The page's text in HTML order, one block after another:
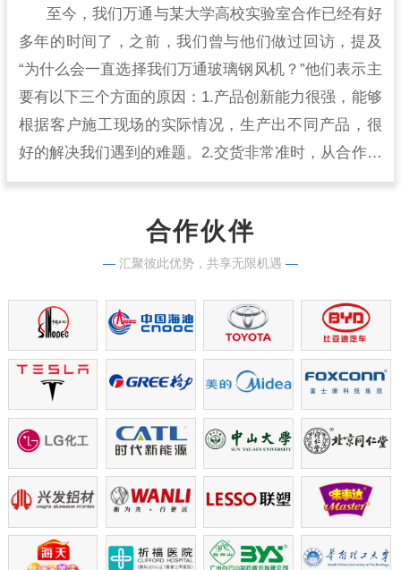
至今，我们万通与某大学高校实验室合作已经有好
多年的时间了，之前，我们曾与他们做过回访，提及
“为什么会一直选择我们万通玻璃钢风机？”他们表示主
要有以下三个方面的原因：1.产品创新能力很强，能够
根据客户施工现场的实际情况，生产出不同产品，很
好的解决我们遇到的难题。2.交货非常准时，从合作开
始到现在，从来没有出现过延时交货的情况，生产实
合作伙伴
— 汇聚彼此优势，共享无限机遇 —